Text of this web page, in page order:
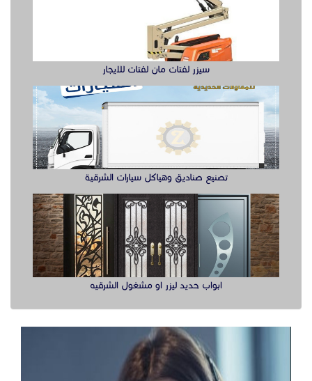
تصنيع صناديق وهياكل سيارات الشرقية
ابواب حديد ليزر او مشغول الشرقيه